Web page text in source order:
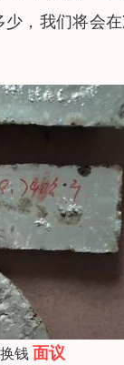
，我们将会
钱面议